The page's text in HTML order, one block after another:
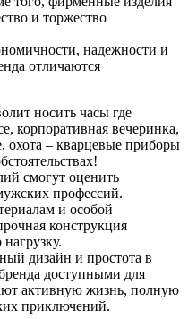
и торжество
надежности и
отличаются
носить часы где
корпоративная вечеринка,
охота – кварцевые приборы
смогут оценить
профессий.
и особой
конструкция
дизайн и простота в
доступными для
активную жизнь, полную
приключений.